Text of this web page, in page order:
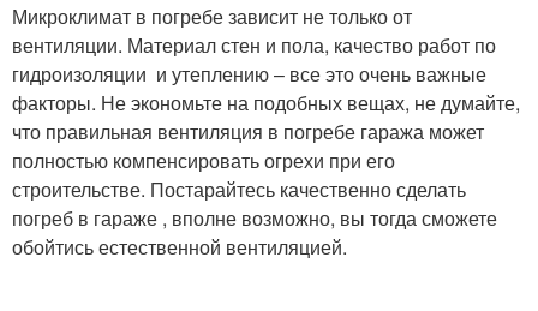
Микроклимат в погребе зависит не только от
вентиляции. Материал стен и пола, качество работ по
гидроизоляции и утеплению – все это очень важные
факторы. Не экономьте на подобных вещах, не думайте,
что правильная вентиляция в погребе гаража может
полностью компенсировать огрехи при его
строительстве. Постарайтесь качественно сделать
погреб в гараже , вполне возможно, вы тогда сможете
обойтись естественной вентиляцией.